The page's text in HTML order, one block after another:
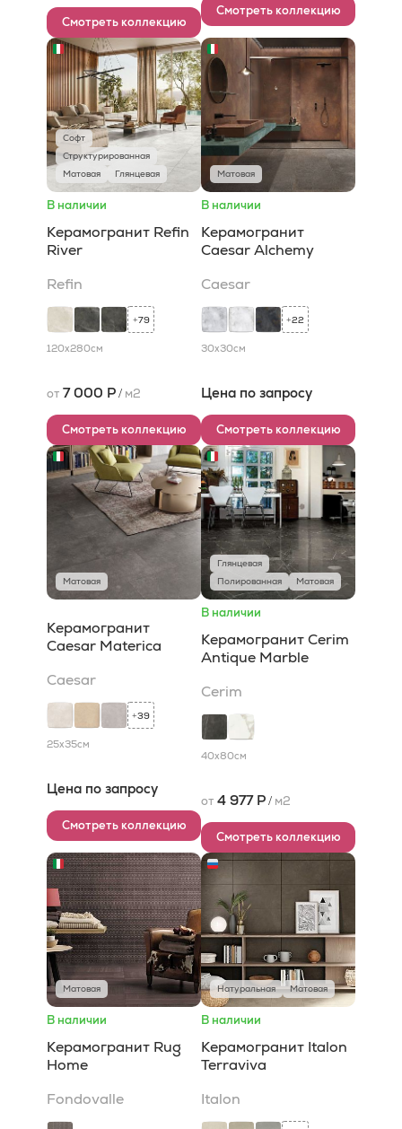
Смотреть коллекцию
Смотреть коллекцию
Софт
Структурированная
Матовая
Глянцевая
В наличии
Керамогранит Refin
River
Refin
+79
120x280см
от 7 000 Р/ м2
Смотреть коллекцию
Матовая
В наличии
Керамогранит
Caesar Alchemy
Caesar
+22
30x30см
Цена по запросу
Смотреть коллекцию
Матовая
Керамогранит
Caesar Materica
Caesar
+39
25x35см
Цена по запросу
Смотреть коллекцию
Глянцевая
Полированная
Матовая
В наличии
Керамогранит Cerim
Antique Marble
Cerim
40x80см
от 4 977 Р/ м2
Смотреть коллекцию
Матовая
В наличии
Керамогранит Rug
Home
Fondovalle
Натуральная Матовая
В наличии
Керамогранит Italon
Terraviva
Italon